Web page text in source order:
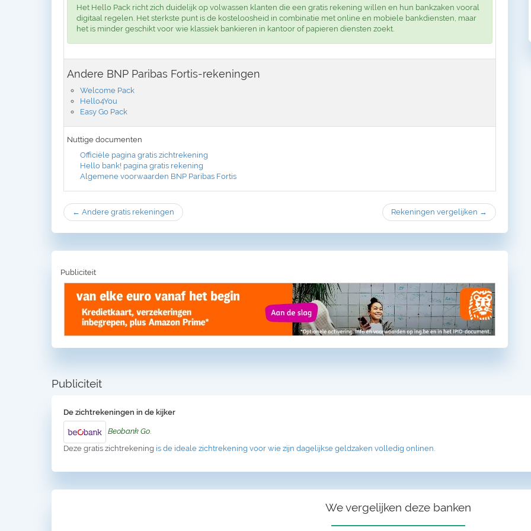
Het Hello Pack richt zich duidelijk op volwassen klanten die een gratis rekening willen en hun bankzaken vooral
digitaal regelen. Het sterkste punt is de kosteloosheid in combinatie met online en mobiele bankdiensten, maar
het is minder geschikt voor wie klassiek bankieren in kantoor of papieren diensten zoekt.
Andere BNP Paribas Fortis-rekeningen
Welcome Pack
Hello4You
Easy Go Pack
Nuttige documenten
Officiële pagina gratis zichtrekening
Hello bank! pagina gratis rekening
Algemene voorwaarden BNP Paribas Fortis
← Andere gratis rekeningen Rekeningen vergelijken →
Publiciteit
Publiciteit
De zichtrekeningen in de kijker
Beobank Go.
Deze gratis zichtrekening is de ideale zichtrekening voor wie zijn dagelijkse geldzaken volledig onlinen.
We vergelijken deze banken